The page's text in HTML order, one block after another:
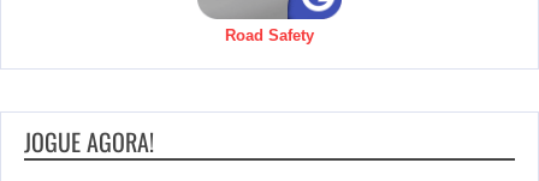
Road Safety
JOGUE AGORA!